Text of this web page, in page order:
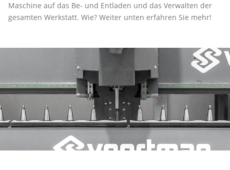
Maschine auf das Be- und Entladen und das Verwalten der
gesamten Werkstatt. Wie? Weiter unten erfahren Sie mehr!